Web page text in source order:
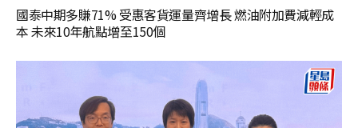
國泰中期多賺71% 受惠客貨運量齊增長 燃油附加費減輕成
本 未來10年航點增至150個